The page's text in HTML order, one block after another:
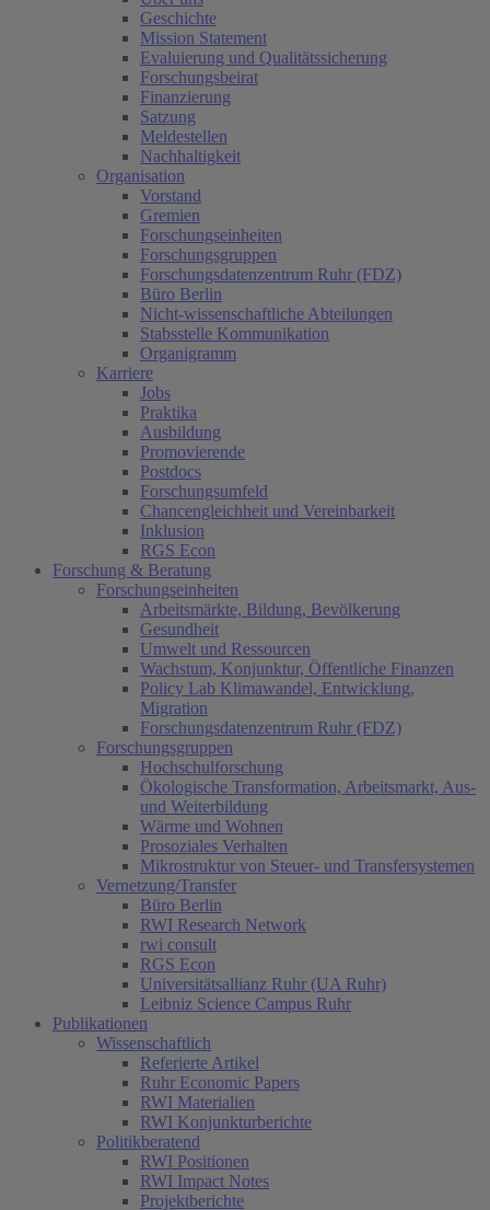
Geschichte
Mission Statement
Evaluierung und Qualitätssicherung
Forschungsbeirat
Finanzierung
Satzung
Meldestellen
Nachhaltigkeit
Organisation
Vorstand
Gremien
Forschungseinheiten
Forschungsgruppen
Forschungsdatenzentrum Ruhr (FDZ)
Büro Berlin
Nicht-wissenschaftliche Abteilungen
Stabsstelle Kommunikation
Organigramm
Karriere
Jobs
Praktika
Ausbildung
Promovierende
Postdocs
Forschungsumfeld
Chancengleichheit und Vereinbarkeit
Inklusion
RGS Econ
Forschung & Beratung
Forschungseinheiten
Arbeitsmärkte, Bildung, Bevölkerung
Gesundheit
Umwelt und Ressourcen
Wachstum, Konjunktur, Öffentliche Finanzen
Policy Lab Klimawandel, Entwicklung,
Migration
Forschungsdatenzentrum Ruhr (FDZ)
Forschungsgruppen
Hochschulforschung
Ökologische Transformation, Arbeitsmarkt, Aus-
und Weiterbildung
Wärme und Wohnen
Prosoziales Verhalten
Mikrostruktur von Steuer- und Transfersystemen
Vernetzung/Transfer
Büro Berlin
RWI Research Network
rwi consult
RGS Econ
Universitätsallianz Ruhr (UA Ruhr)
Leibniz Science Campus Ruhr
Publikationen
Wissenschaftlich
Referierte Artikel
Ruhr Economic Papers
RWI Materialien
RWI Konjunkturberichte
Politikberatend
RWI Positionen
RWI Impact Notes
Projektberichte